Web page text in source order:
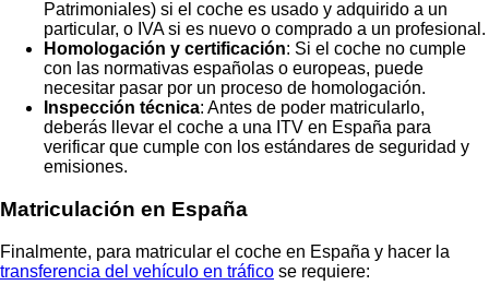
Patrimoniales) si el coche es usado y adquirido a un
particular, o IVA si es nuevo o comprado a un profesional.
Homologación y certificación: Si el coche no cumple
con las normativas españolas o europeas, puede
necesitar pasar por un proceso de homologación.
Inspección técnica: Antes de poder matricularlo,
deberás llevar el coche a una ITV en España para
verificar que cumple con los estándares de seguridad y
emisiones.
Matriculación en España
Finalmente, para matricular el coche en España y hacer la
transferencia del vehículo en tráfico se requiere: